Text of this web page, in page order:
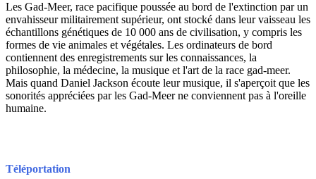
Les Gad-Meer, race pacifique poussée au bord de l'extinction par un
envahisseur militairement supérieur, ont stocké dans leur vaisseau les
échantillons génétiques de 10 000 ans de civilisation, y compris les
formes de vie animales et végétales. Les ordinateurs de bord
contiennent des enregistrements sur les connaissances, la
philosophie, la médecine, la musique et l'art de la race gad-meer.
Mais quand Daniel Jackson écoute leur musique, il s'aperçoit que les
sonorités appréciées par les Gad-Meer ne conviennent pas à l'oreille
humaine.
Téléportation